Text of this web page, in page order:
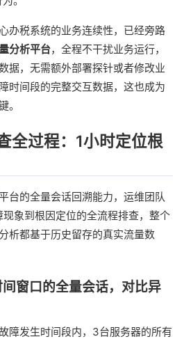
办税系统的业务连续性，已经旁路
分析平台，全程不干扰业务运行，
据，无需额外部署探针或者修改业
时间段的完整交互数据，这也成为
。
全过程：1小时定位根
台的全量会话回溯能力，运维团队
象到根因定位的全流程排查，整个
析都基于历史留存的真实流量数
窗口的全量会话，对比异
障发生时间段内，3台服务器的所有